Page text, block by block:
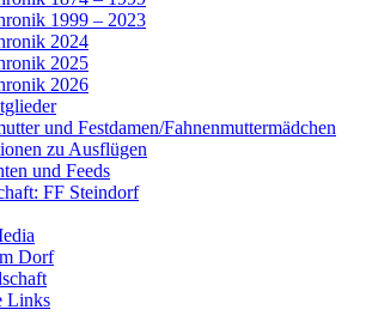
1999 – 2023
2024
2025
2026
und Festdamen/Fahnenmuttermädchen
zu Ausflügen
und Feeds
FF Steindorf
Dorf
Links